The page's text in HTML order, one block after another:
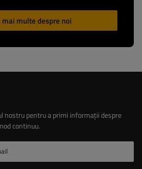
multe despre noi
nostru pentru a primi informații despre
continuu.